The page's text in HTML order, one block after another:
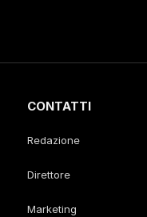
CONTATTI
Redazione
Direttore
Marketing